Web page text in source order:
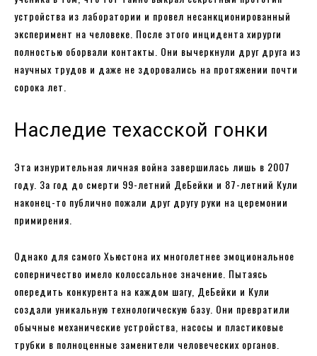
устройства из лаборатории и провел несанкционированный
эксперимент на человеке. После этого инцидента хирурги
полностью оборвали контакты. Они вычеркнули друг друга из
научных трудов и даже не здоровались на протяжении почти
сорока лет.
Наследие техасской гонки
Эта изнурительная личная война завершилась лишь в 2007
году. За год до смерти 99-летний ДеБейки и 87-летний Кули
наконец-то публично пожали друг другу руки на церемонии
примирения.
Однако для самого Хьюстона их многолетнее эмоциональное
соперничество имело колоссальное значение. Пытаясь
опередить конкурента на каждом шагу, ДеБейки и Кули
создали уникальную технологическую базу. Они превратили
обычные механические устройства, насосы и пластиковые
трубки в полноценные заменители человеческих органов.